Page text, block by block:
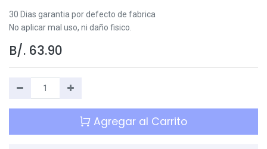
30 Dias garantia por defecto de fabrica
No aplicar mal uso, ni daño fisico.
B/. 63.90
Agregar al Carrito